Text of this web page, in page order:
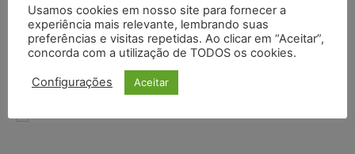
INSCREVER
Usamos cookies em nosso site para fornecer a
experiência mais relevante, lembrando suas
preferências e visitas repetidas. Ao clicar em “Aceitar”,
concorda com a utilização de TODOS os cookies.
Configurações Aceitar